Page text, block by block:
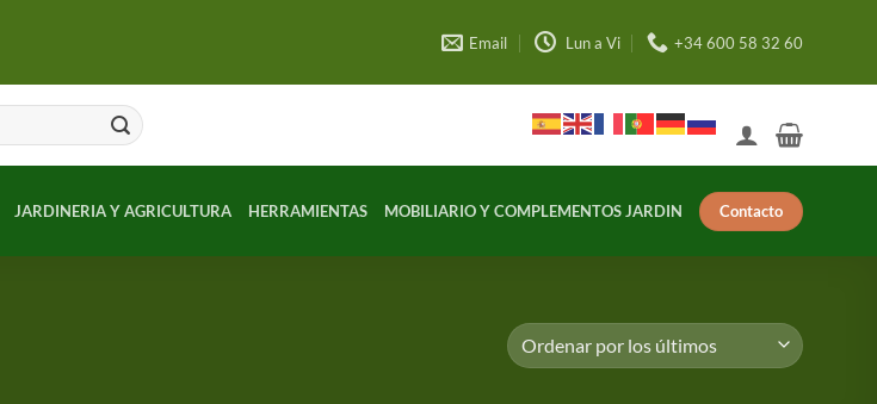
Email Lun a Vi +34 600 58 32 60
JARDINERIA Y AGRICULTURA HERRAMIENTAS MOBILIARIO Y COMPLEMENTOS JARDIN Contacto